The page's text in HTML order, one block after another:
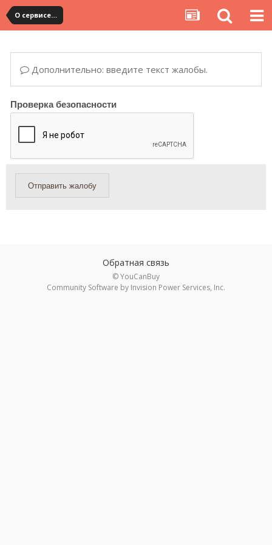
О сервисе, сайте и форуме
Дополнительно: введите текст жалобы.
Проверка безопасности
Отправить жалобу
Обратная связь
© YouCanBuy
Community Software by Invision Power Services, Inc.